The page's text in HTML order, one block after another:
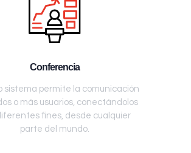
Conferencia
sistema permite la comunicación
o más usuarios, conectándolos
fines, desde cualquier
parte del mundo.